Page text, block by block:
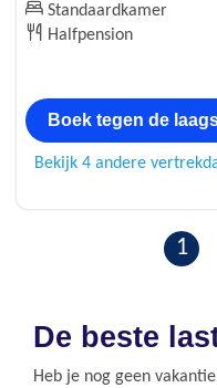
Standaardkamer
Halfpension
Boek tegen de
Bekijk 4 andere
1
De beste
Heb je nog geen